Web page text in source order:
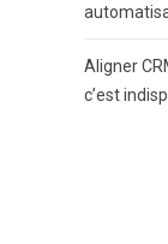
Aligner
c’est